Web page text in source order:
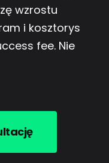
wzrostu
i kosztorys
fee. Nie